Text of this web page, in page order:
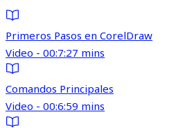
Primeros Pasos en CorelDraw
Video - 00:7:27 mins
Comandos Principales
Video - 00:6:59 mins